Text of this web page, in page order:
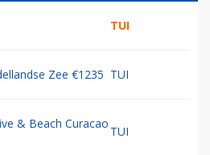
TUI
Zee €1235 TUI
& Beach Curacao
TUI